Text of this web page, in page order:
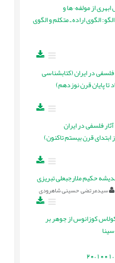
از مولفه¬ها و
الگوی اراده ـ متکلم و الگوی
در ایران (کتابشناسی
پايان قرن نوزدهم)
فلسفی در ایران
قرن بیستم تاکنون)
حکیم ملارجبعلی تبریزی
سیدمرتضی حسینی شاهرودی
کوزانوس از جوهر بر